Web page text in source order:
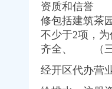
发（000514）个股公
办_河源新闻_南方网
营业执照注册
网
注册地址、增资服务、企
资质和信誉
修包括建筑茶
不少于2项，
齐全、 （三
经开区代办营